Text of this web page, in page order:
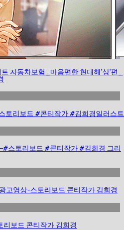
자동차보험_마음편한 현대해’상’편_
토리보드 #콘티작가 #김희경일러스트
스토리보드 #콘티작가 #김희경 그리
고영상-스토리보드 콘티작가 김희경
보드 콘티작가 김희경